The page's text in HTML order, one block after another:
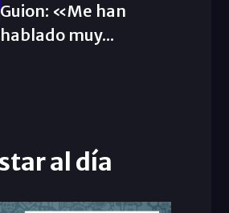
Guion: «Me han
hablado muy...
al día